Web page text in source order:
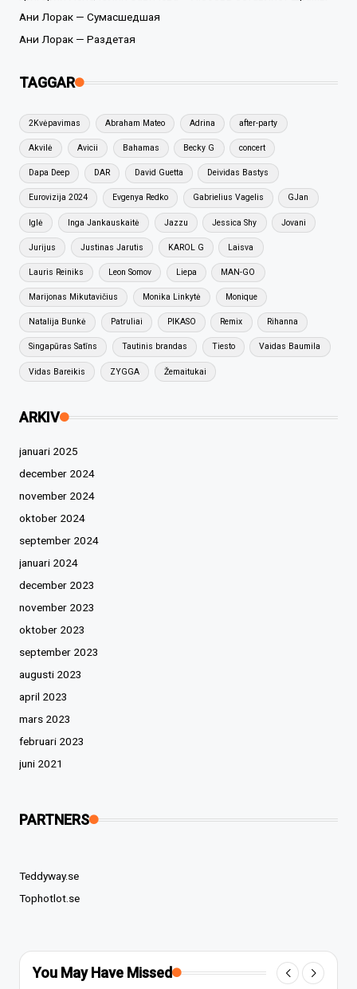
Ани Лорак — Сумасшедшая
Ани Лорак — Раздетая
TAGGAR
2Kvėpavimas Abraham Mateo Adrina after-party
Akvilė Avicii Bahamas Becky G concert
Dapa Deep DAR David Guetta Deividas Bastys
Eurovizija 2024 Evgenya Redko Gabrielius Vagelis GJan
Iglė Inga Jankauskaitė Jazzu Jessica Shy Jovani
Jurijus Justinas Jarutis KAROL G Laisva
Lauris Reiniks Leon Somov Liepa MAN-GO
Marijonas Mikutavičius Monika Linkytė Monique
Natalija Bunkė Patruliai PIKASO Remix Rihanna
Singapūras Satīns Tautinis brandas Tiesto Vaidas Baumila
Vidas Bareikis ZYGGA Žemaitukai
ARKIV
januari 2025
december 2024
november 2024
oktober 2024
september 2024
januari 2024
december 2023
november 2023
oktober 2023
september 2023
augusti 2023
april 2023
mars 2023
februari 2023
juni 2021
PARTNERS
Teddyway.se
Tophotlot.se
You May Have Missed